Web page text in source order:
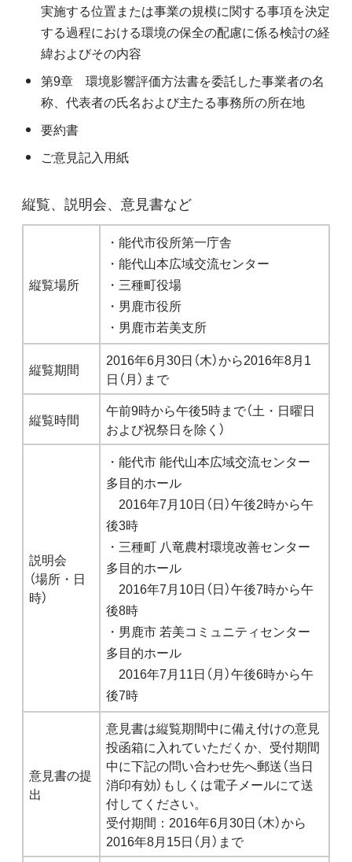
実施する位置または事業の規模に関する事項を決定
する過程における環境の保全の配慮に係る検討の経
緯およびその内容
第9章 環境影響評価方法書を委託した事業者の名
称、代表者の氏名および主たる事務所の所在地
要約書
ご意見記入用紙
縦覧、説明会、意見書など
縦覧場所
・能代市役所第一庁舎
・能代山本広域交流センター
・三種町役場
・男鹿市役所
・男鹿市若美支所
縦覧期間
2016年6月30日（木）から2016年8月1
日（月）まで
縦覧時間
午前9時から午後5時まで（土・日曜日
および祝祭日を除く）
説明会
（場所・日
時）
・能代市 能代山本広域交流センター
多目的ホール
2016年7月10日（日）午後2時から午
後3時
・三種町 八竜農村環境改善センター
多目的ホール
2016年7月10日（日）午後7時から午
後8時
・男鹿市 若美コミュニティセンター
多目的ホール
2016年7月11日（月）午後6時から午
後7時
意見書の提
出
意見書は縦覧期間中に備え付けの意見
投函箱に入れていただくか、受付期間
中に下記の問い合わせ先へ郵送（当日
消印有効）もしくは電子メールにて送
付してください。
受付期間：2016年6月30日（木）から
2016年8月15日（月）まで